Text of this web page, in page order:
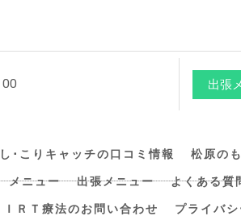
出張
･こりキャッチの口コミ情報 松原の
メニュー 出張メニュー よくある質
ＲＴ療法のお問い合わせ プライバ